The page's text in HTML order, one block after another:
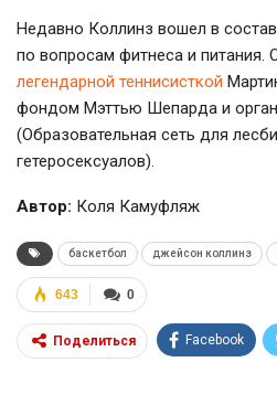
Недавно Коллинз вошел в
по вопросам фитнеса и питания.
легендарной теннисисткой
фондом Мэттью Шепарда и
(Образовательная сеть для
гетеросексуалов).
Автор: Коля Камуфляж
баскетбол джейсон коллинз
0
643
Поделиться Facebook